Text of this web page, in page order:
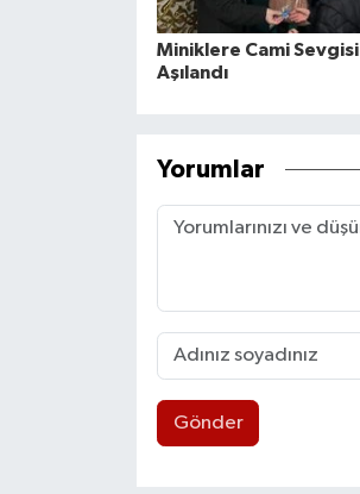
Miniklere Cami Sevgisi
Aşılandı
Yorumlar
Gönder